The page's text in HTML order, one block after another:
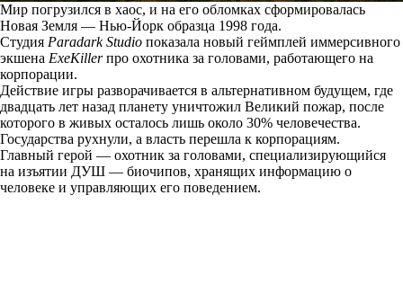
Мир погрузился в хаос, и на его обломках сформировалась
Новая Земля — Нью-Йорк образца 1998 года.
Студия Paradark Studio показала новый геймплей иммерсивного
экшена ExeKillerпро охотника за головами, работающего на
корпорации.
Действие игры разворачивается в альтернативном будущем, где
двадцать лет назад планету уничтожил Великий пожар, после
которого в живых осталось лишь около 30% человечества.
Государства рухнули, а власть перешла к корпорациям.
Главный герой — охотник за головами, специализирующийся
на изъятии ДУШ — биочипов, хранящих информацию о
человеке и управляющих его поведением.